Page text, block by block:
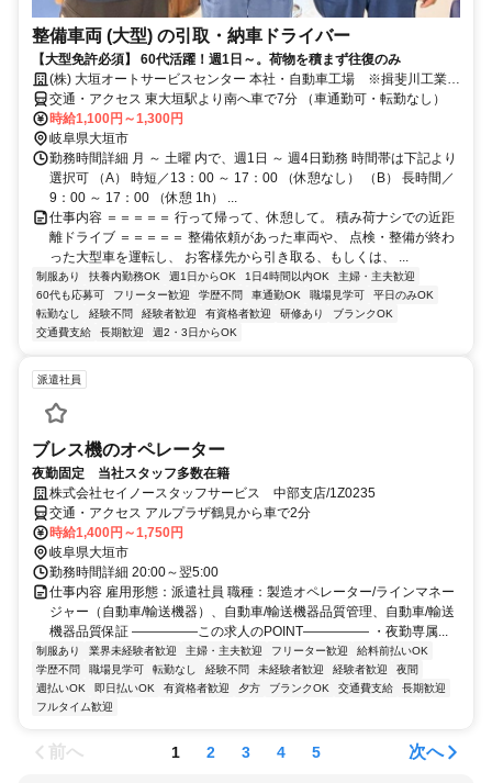
整備車両 (大型) の引取・納車ドライバー
【大型免許必須】 60代活躍！週1日～。荷物を積まず往復のみ
(株) 大垣オートサービスセンター 本社・自動車工場 ※揖斐川工業グ
ループ
交通・アクセス 東大垣駅より南へ車で7分 （車通勤可・転勤なし）
時給1,100円～1,300円
岐阜県大垣市
勤務時間詳細 月 ～ 土曜 内で、週1日 ～ 週4日勤務 時間帯は下記より
選択可 （A） 時短／13：00 ～ 17：00 （休憩なし） （B） 長時間／
9：00 ～ 17：00 （休憩 1h） ...
仕事内容 ＝＝＝＝＝ 行って帰って、休憩して。 積み荷ナシでの近距
離ドライブ ＝＝＝＝＝ 整備依頼があった車両や、 点検・整備が終わ
った大型車を運転し、 お客様先から引き取る、もしくは、 ...
制服あり 扶養内勤務OK 週1日からOK 1日4時間以内OK
主婦・主夫歓迎
60代も応募可
フリーター歓迎 学歴不問 車通勤OK 職場見学可
平日のみOK
転勤なし
経験不問 経験者歓迎 有資格者歓迎 研修あり
ブランクOK
交通費支給
長期歓迎 週2・3日からOK
派遣社員
ブレス機のオペレーター
夜勤固定 当社スタッフ多数在籍
株式会社セイノースタッフサービス 中部支店/1Z0235
交通・アクセス アルプラザ鶴見から車で2分
時給1,400円～1,750円
岐阜県大垣市
勤務時間詳細 20:00～翌5:00
仕事内容 雇用形態：派遣社員 職種：製造オペレーター/ラインマネー
ジャー（自動車/輸送機器）、自動車/輸送機器品質管理、自動車/輸送
機器品質保証 ―――――この求人のPOINT――――― ・夜勤専属...
制服あり 業界未経験者歓迎 主婦・主夫歓迎 フリーター歓迎
給料前払いOK
学歴不問
職場見学可 転勤なし 経験不問 未経験者歓迎 経験者歓迎
夜間
週払いOK
即日払いOK 有資格者歓迎 夕方 ブランクOK 交通費支給
長期歓迎
フルタイム歓迎
前へ 1 2 3 4 5 次へ